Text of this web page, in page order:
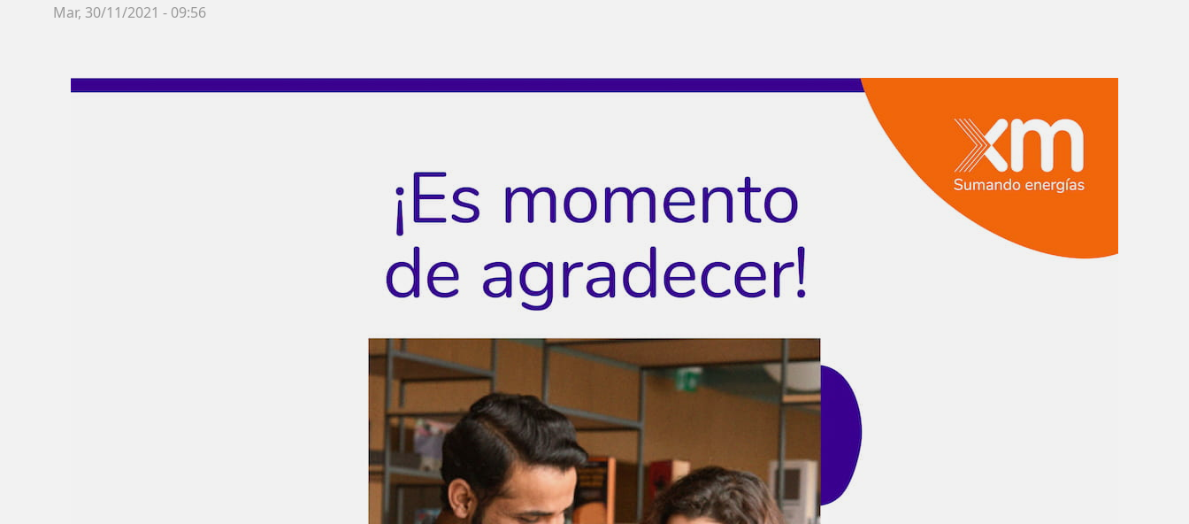
Mar, 30/11/2021 - 09:56